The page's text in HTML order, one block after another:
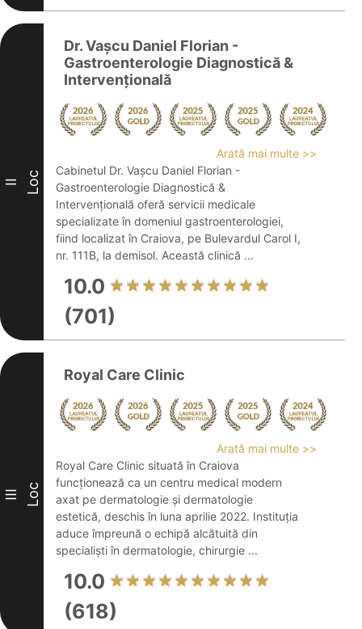
II Loc
Dr. Vașcu Daniel Florian -
Gastroenterologie Diagnostică &
Intervențională
Arată mai multe >>
Cabinetul Dr. Vașcu Daniel Florian -
Gastroenterologie Diagnostică &
Intervențională oferă servicii medicale
specializate în domeniul gastroenterologiei,
fiind localizat în Craiova, pe Bulevardul Carol I,
nr. 111B, la demisol. Această clinică ...
10.0
(701)
III Loc
Royal Care Clinic
Arată mai multe >>
Royal Care Clinic situată în Craiova
funcționează ca un centru medical modern
axat pe dermatologie și dermatologie
estetică, deschis în luna aprilie 2022. Instituția
aduce împreună o echipă alcătuită din
specialiști în dermatologie, chirurgie ...
10.0
(618)